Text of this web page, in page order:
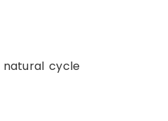
cycle